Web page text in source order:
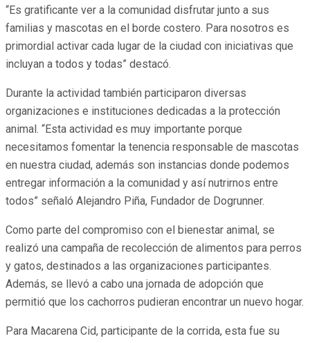
“Es gratificante ver a la comunidad disfrutar junto a sus
familias y mascotas en el borde costero. Para nosotros es
primordial activar cada lugar de la ciudad con iniciativas que
incluyan a todos y todas” destacó.
Durante la actividad también participaron diversas
organizaciones e instituciones dedicadas a la protección
animal. “Esta actividad es muy importante porque
necesitamos fomentar la tenencia responsable de mascotas
en nuestra ciudad, además son instancias donde podemos
entregar información a la comunidad y así nutrirnos entre
todos” señaló Alejandro Piña, Fundador de Dogrunner.
Como parte del compromiso con el bienestar animal, se
realizó una campaña de recolección de alimentos para perros
y gatos, destinados a las organizaciones participantes.
Además, se llevó a cabo una jornada de adopción que
permitió que los cachorros pudieran encontrar un nuevo hogar.
Para Macarena Cid, participante de la corrida, esta fue su